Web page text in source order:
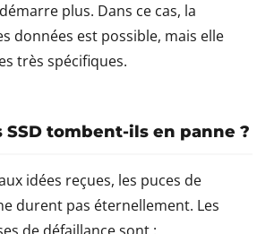
plus. Dans ce cas, la
données est possible, mais elle
très spécifiques.
SSD tombent-ils en panne ?
idées reçues, les puces de
durent pas éternellement. Les